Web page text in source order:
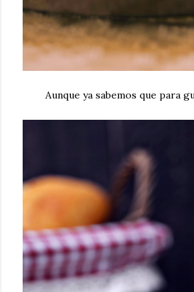
Aunque ya sabemos que para